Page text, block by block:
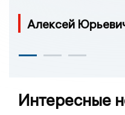
Алексей
Интересные